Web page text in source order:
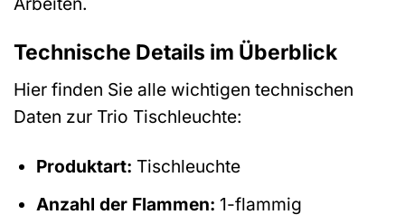
Technische Details im Überblick
Hier finden Sie alle wichtigen technischen
Daten zur Trio Tischleuchte:
Produktart: Tischleuchte
Anzahl der Flammen: 1-flammig